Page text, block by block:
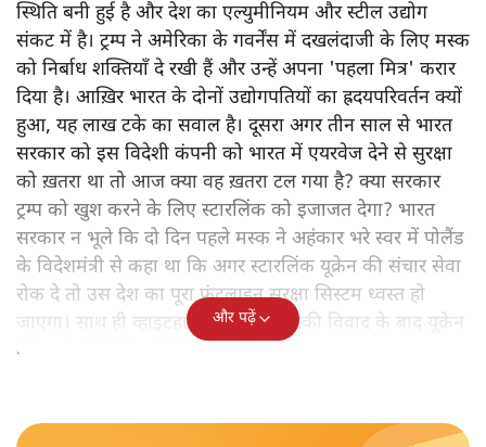
स्थिति बनी हुई है और देश का एल्युमीनियम और स्टील उद्योग
संकट में है। ट्रम्प ने अमेरिका के गवर्नेंस में दखलंदाजी के लिए मस्क
को निर्बाध शक्तियाँ दे रखी हैं और उन्हें अपना 'पहला मित्र' करार
दिया है। आख़िर भारत के दोनों उद्योगपतियों का ह्रदयपरिवर्तन क्यों
हुआ, यह लाख टके का सवाल है। दूसरा अगर तीन साल से भारत
सरकार को इस विदेशी कंपनी को भारत में एयरवेज देने से सुरक्षा
को ख़तरा था तो आज क्या वह ख़तरा टल गया है? क्या सरकार
ट्रम्प को खुश करने के लिए स्टारलिंक को इजाजत देगा? भारत
सरकार न भूले कि दो दिन पहले मस्क ने अहंकार भरे स्वर में पोलैंड
के विदेशमंत्री से कहा था कि अगर स्टारलिंक यूक्रेन की संचार सेवा
रोक दे तो उस देश का पूरा फ्रंटलाइन सुरक्षा सिस्टम ध्वस्त हो
जाएगा। साथ ही व्हाइटहाउस में ट्रम्प-जेलेंस्की विवाद के बाद यूक्रेन
की सभी इंटेलिजेंस शेयरिंग रोक दी गयी थी।
और पढ़ें